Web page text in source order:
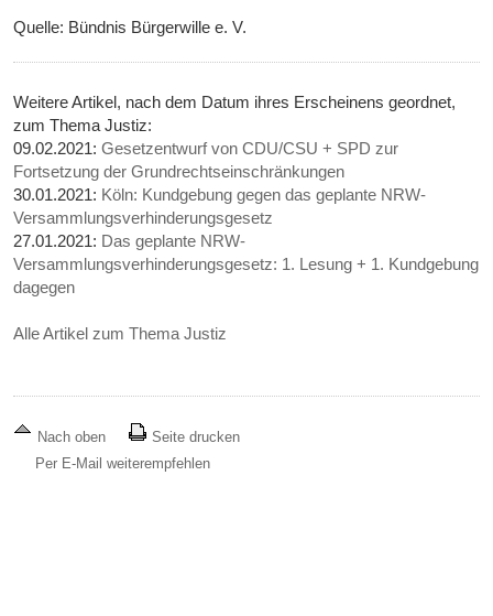
Quelle: Bündnis Bürgerwille e. V.
Weitere Artikel, nach dem Datum ihres Erscheinens geordnet,
zum Thema Justiz:
09.02.2021:Gesetzentwurf von CDU/CSU + SPD zur
Fortsetzung der Grundrechtseinschränkungen
30.01.2021: Köln: Kundgebung gegen das geplante NRW-
Versammlungsverhinderungsgesetz
27.01.2021: Das geplante NRW-
Versammlungsverhinderungsgesetz: 1. Lesung + 1. Kundgebung
dagegen
Alle Artikel zum Thema Justiz
Nach oben
Seite drucken
Per E-Mail weiterempfehlen